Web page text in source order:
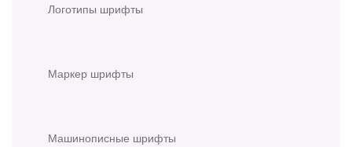
Логотипы шрифты
Маркер шрифты
Машинописные шрифты